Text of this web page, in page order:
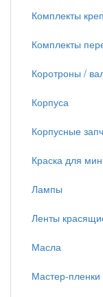
Комплекты
Комплекты
Коротроны /
Корпуса
Корпусные
Краска для
Лампы
Ленты
Масла
Мастер-пленки